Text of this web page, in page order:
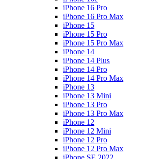
iPhone 16 Pro
iPhone 16 Pro Max
iPhone 15
iPhone 15 Pro
iPhone 15 Pro Max
iPhone 14
iPhone 14 Plus
iPhone 14 Pro
iPhone 14 Pro Max
iPhone 13
iPhone 13 Mini
iPhone 13 Pro
iPhone 13 Pro Max
iPhone 12
iPhone 12 Mini
iPhone 12 Pro
iPhone 12 Pro Max
iPhone SE 2022